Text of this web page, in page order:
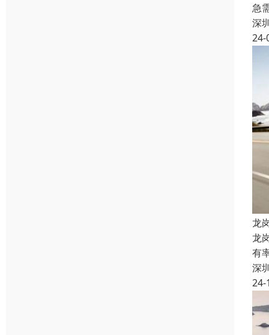
急
深
24-
龙
龙
有
深
24-